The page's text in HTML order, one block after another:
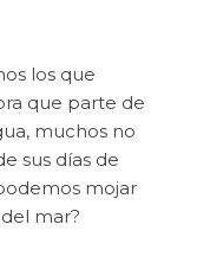
los que
que parte de
muchos no
sus días de
mojar
mar?